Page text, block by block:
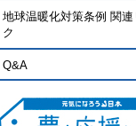
地球温暖化対策条例 関連
ク
Q&A